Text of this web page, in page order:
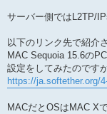
サーバー側ではL2TP/
以下のリンク先で紹介
MAC Sequoia 15.6の
設定をしてみたのです
https://ja.softether.org/
MACだとOSはMAC X